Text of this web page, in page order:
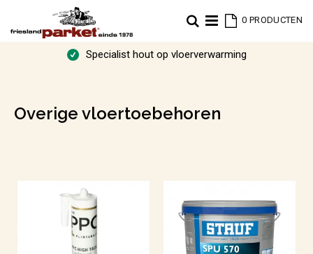
0 PRODUCTEN
Zoek
Specialist hout op vloerverwarming
Overige vloertoebehoren